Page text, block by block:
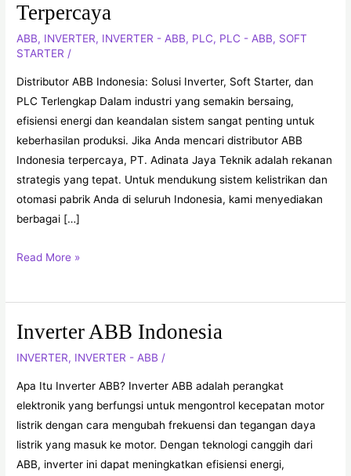
Terpercaya
ABB, INVERTER, INVERTER - ABB, PLC, PLC - ABB, SOFT
STARTER /
Distributor ABB Indonesia: Solusi Inverter, Soft Starter, dan
PLC Terlengkap Dalam industri yang semakin bersaing,
efisiensi energi dan keandalan sistem sangat penting untuk
keberhasilan produksi. Jika Anda mencari distributor ABB
Indonesia terpercaya, PT. Adinata Jaya Teknik adalah rekanan
strategis yang tepat. Untuk mendukung sistem kelistrikan dan
otomasi pabrik Anda di seluruh Indonesia, kami menyediakan
berbagai […]
Solusi
Komponen
Automasi
Terpercaya
Read More »
Inverter ABB Indonesia
INVERTER, INVERTER - ABB /
Apa Itu Inverter ABB? Inverter ABB adalah perangkat
elektronik yang berfungsi untuk mengontrol kecepatan motor
listrik dengan cara mengubah frekuensi dan tegangan daya
listrik yang masuk ke motor. Dengan teknologi canggih dari
ABB, inverter ini dapat meningkatkan efisiensi energi,
Inverter